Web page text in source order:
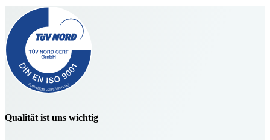
Qualität ist uns wichtig